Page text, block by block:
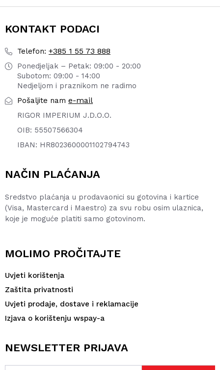
KONTAKT PODACI
Telefon: +385 1 55 73 888
Ponedjeljak – Petak: 09:00 - 20:00
Subotom: 09:00 - 14:00
Nedjeljom i praznikom ne radimo
Pošaljite nam e-mail
RIGOR IMPERIUM J.D.O.O.
OIB: 55507566304
IBAN: HR8023600001102794743
NAČIN PLAĆANJA
Sredstvo plaćanja u prodavaonici su gotovina i kartice
(Visa, Mastercard i Maestro) za svu robu osim ulaznica,
koje je moguće platiti samo gotovinom.
MOLIMO PROČITAJTE
Uvjeti korištenja
Zaštita privatnosti
Uvjeti prodaje, dostave i reklamacije
Izjava o korištenju wspay-a
NEWSLETTER PRIJAVA